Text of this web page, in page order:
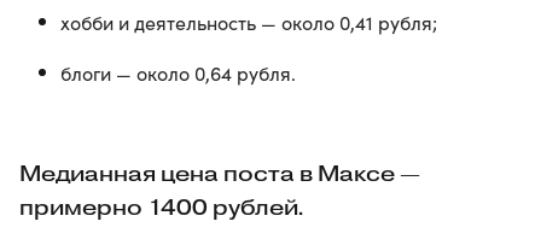
хобби и деятельность — около 0,41 рубля;
блоги — около 0,64 рубля.
Медианная цена поста в Максе —
примерно 1400 рублей.